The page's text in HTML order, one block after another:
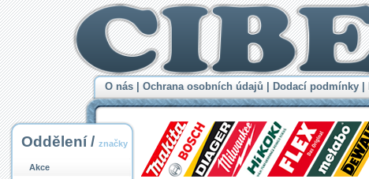
O nás Ochrana osobních údajů Dodací podmínky
Oddělení / značky
Akce